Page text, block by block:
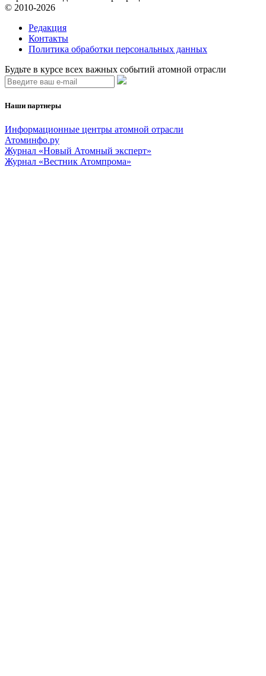
© 2010-2026
Редакция
Контакты
Политика обработки персональных данных
Будьте в курсе всех важных событий атомной отрасли
Наши партнеры
Информационные центры атомной отрасли
Атоминфо.ру
Журнал «Новый Атомный эксперт»
Журнал «Вестник Атомпрома»